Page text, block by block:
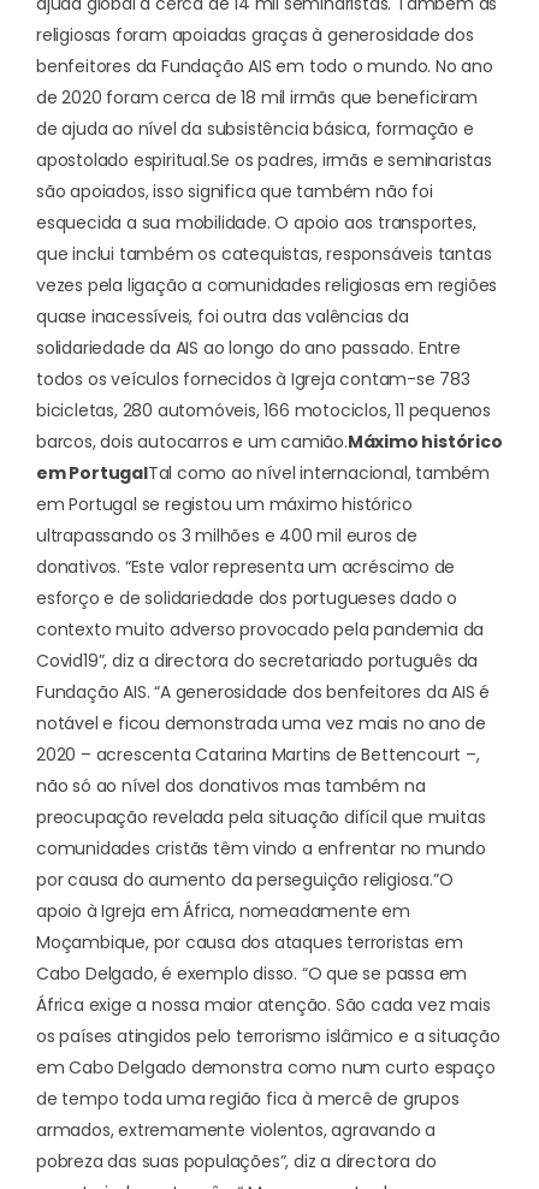
religiosas foram apoiadas graças à generosidade dos
benfeitores da Fundação AIS em todo o mundo. No ano
de 2020 foram cerca de 18 mil irmãs que beneficiram
de ajuda ao nível da subsistência básica, formação e
apostolado espiritual.Se os padres, irmãs e seminaristas
são apoiados, isso significa que também não foi
esquecida a sua mobilidade. O apoio aos transportes,
que inclui também os catequistas, responsáveis tantas
vezes pela ligação a comunidades religiosas em regiões
quase inacessíveis, foi outra das valências da
solidariedade da AIS ao longo do ano passado. Entre
todos os veículos fornecidos à Igreja contam-se 783
bicicletas, 280 automóveis, 166 motociclos, 11 pequenos
barcos, dois autocarros e um camião.Máximo histórico
em PortugalTal como ao nível internacional, também
em Portugal se registou um máximo histórico
ultrapassando os 3 milhões e 400 mil euros de
donativos. “Este valor representa um acréscimo de
esforço e de solidariedade dos portugueses dado o
contexto muito adverso provocado pela pandemia da
Covid19”, diz a directora do secretariado português da
Fundação AIS. “A generosidade dos benfeitores da AIS é
notável e ficou demonstrada uma vez mais no ano de
2020 – acrescenta Catarina Martins de Bettencourt –,
não só ao nível dos donativos mas também na
preocupação revelada pela situação difícil que muitas
comunidades cristãs têm vindo a enfrentar no mundo
por causa do aumento da perseguição religiosa.”O
apoio à Igreja em África, nomeadamente em
Moçambique, por causa dos ataques terroristas em
Cabo Delgado, é exemplo disso. “O que se passa em
África exige a nossa maior atenção. São cada vez mais
os países atingidos pelo terrorismo islâmico e a situação
em Cabo Delgado demonstra como num curto espaço
de tempo toda uma região fica à mercê de grupos
armados, extremamente violentos, agravando a
pobreza das suas populações”, diz a directora do